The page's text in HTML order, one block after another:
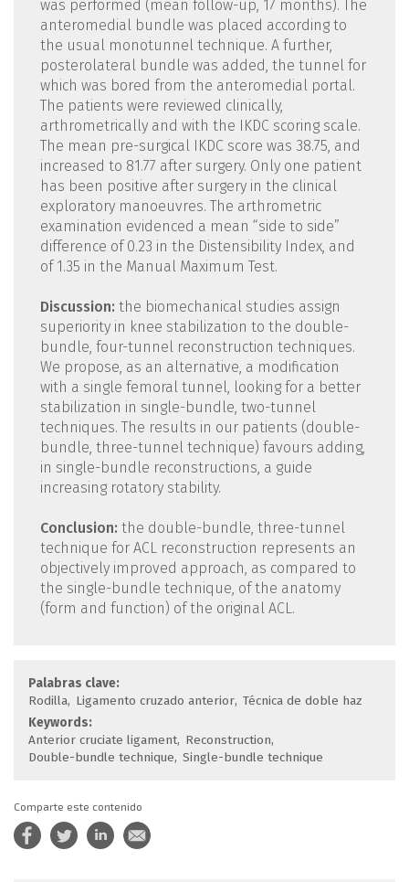
was performed (mean follow-up, 17 months). The
anteromedial bundle was placed according to
the usual monotunnel technique. A further,
posterolateral bundle was added, the tunnel for
which was bored from the anteromedial portal.
The patients were reviewed clinically,
arthrometrically and with the IKDC scoring scale.
The mean pre-surgical IKDC score was 38.75, and
increased to 81.77 after surgery. Only one patient
has been positive after surgery in the clinical
exploratory manoeuvres. The arthrometric
examination evidenced a mean “side to side”
difference of 0.23 in the Distensibility Index, and
of 1.35 in the Manual Maximum Test.
Discussion: the biomechanical studies assign
superiority in knee stabilization to the double-
bundle, four-tunnel reconstruction techniques.
We propose, as an alternative, a modification
with a single femoral tunnel, looking for a better
stabilization in single-bundle, two-tunnel
techniques. The results in our patients (double-
bundle, three-tunnel technique) favours adding,
in single-bundle reconstructions, a guide
increasing rotatory stability.
Conclusion: the double-bundle, three-tunnel
technique for ACL reconstruction represents an
objectively improved approach, as compared to
the single-bundle technique, of the anatomy
(form and function) of the original ACL.
Palabras clave:
Rodilla Ligamento cruzado anterior Técnica de doble haz
Keywords:
Anterior cruciate ligament Reconstruction
Double-bundle technique Single-bundle technique
Comparte este contenido